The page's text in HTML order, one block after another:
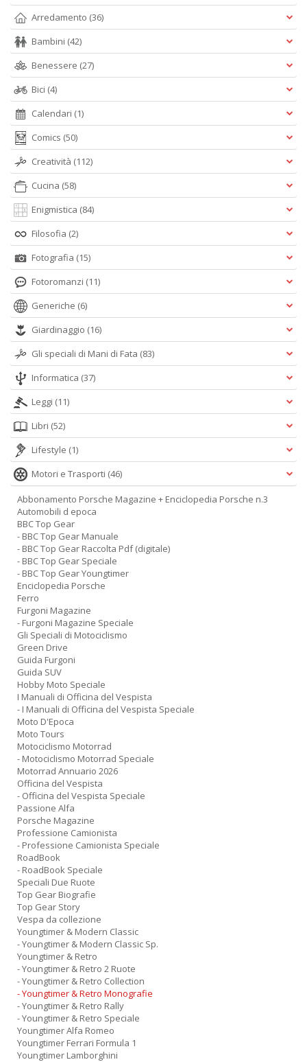
Arredamento (36)
Bambini (42)
Benessere (27)
Bici (4)
Calendari (1)
Comics (50)
Creatività (112)
Cucina (58)
Enigmistica (84)
Filosofia (2)
Fotografia (15)
Fotoromanzi (11)
Generiche (6)
Giardinaggio (16)
Gli speciali di Mani di Fata (83)
Informatica (37)
Leggi (11)
Libri (52)
Lifestyle (1)
Motori e Trasporti (46)
Abbonamento Porsche Magazine + Enciclopedia Porsche n.3
Automobili d epoca
BBC Top Gear
- BBC Top Gear Manuale
- BBC Top Gear Raccolta Pdf (digitale)
- BBC Top Gear Speciale
- BBC Top Gear Youngtimer
Enciclopedia Porsche
Ferro
Furgoni Magazine
- Furgoni Magazine Speciale
Gli Speciali di Motociclismo
Green Drive
Guida Furgoni
Guida SUV
Hobby Moto Speciale
I Manuali di Officina del Vespista
- I Manuali di Officina del Vespista Speciale
Moto D'Epoca
Moto Tours
Motociclismo Motorrad
- Motociclismo Motorrad Speciale
Motorrad Annuario 2026
Officina del Vespista
- Officina del Vespista Speciale
Passione Alfa
Porsche Magazine
Professione Camionista
- Professione Camionista Speciale
RoadBook
- RoadBook Speciale
Speciali Due Ruote
Top Gear Biografie
Top Gear Story
Vespa da collezione
Youngtimer & Modern Classic
- Youngtimer & Modern Classic Sp.
Youngtimer & Retro
- Youngtimer & Retro 2 Ruote
- Youngtimer & Retro Collection
- Youngtimer & Retro Monografie
- Youngtimer & Retro Rally
- Youngtimer & Retro Speciale
Youngtimer Alfa Romeo
Youngtimer Ferrari Formula 1
Youngtimer Lamborghini